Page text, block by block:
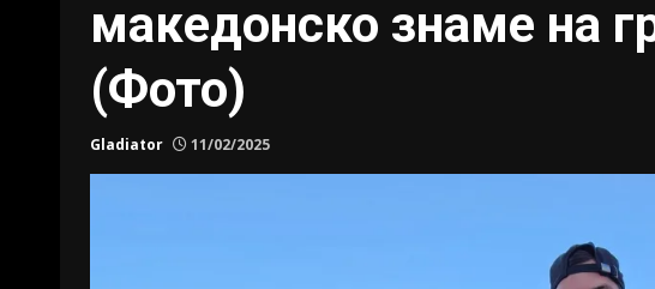
македонско знаме на
(Фото)
Gladiator 11/02/2025